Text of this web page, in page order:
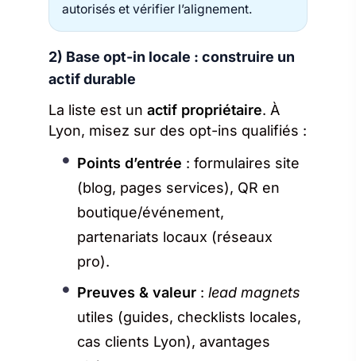
autorisés et vérifier l’alignement.
2) Base opt-in locale : construire un
actif durable
La liste est un actif propriétaire. À
Lyon, misez sur des opt-ins qualifiés :
Points d’entrée : formulaires site
(blog, pages services), QR en
boutique/événement,
partenariats locaux (réseaux
pro).
Preuves & valeur : lead magnets
utiles (guides, checklists locales,
cas clients Lyon), avantages